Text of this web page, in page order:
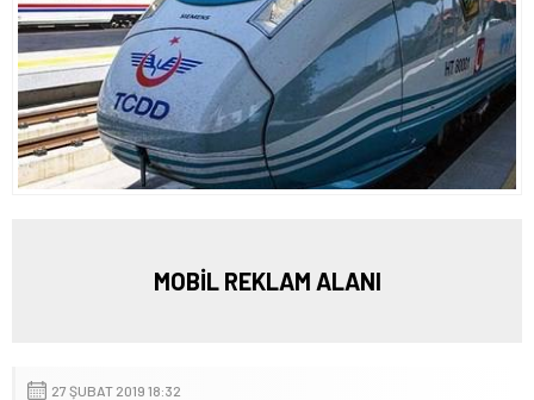
MOBİL REKLAM ALANI
27 ŞUBAT 2019 18:32